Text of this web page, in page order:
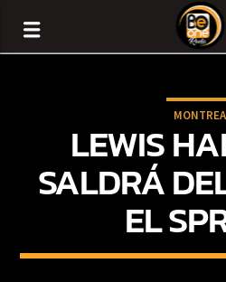
LEWIS
SALDRÁ
EL